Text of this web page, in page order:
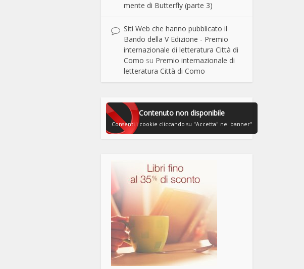
mente di Butterfly (parte 3)
Siti Web che hanno pubblicato il
Bando della V Edizione - Premio
internazionale di letteratura Città di
Como su Premio internazionale di
letteratura Città di Como
Contenuto non disponibile
Consenti i cookie cliccando su "Accetta" nel banner"